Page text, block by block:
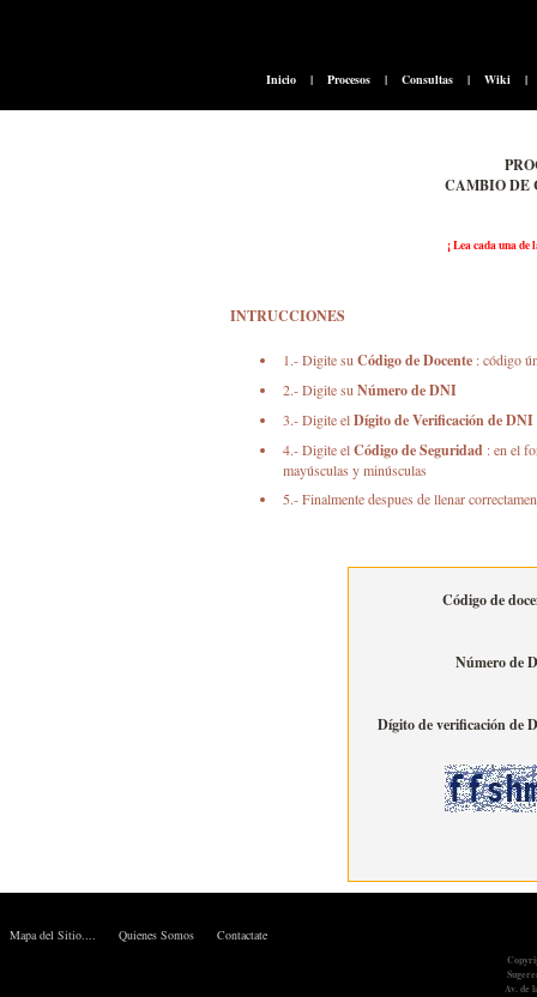
Inicio | Procesos | Consultas | Wiki |
CAMBIO DE
¡ Lea cada una
INTRUCCIONES
1.- Digite su Código de Docente : código
2.- Digite su Número de DNI
3.- Digite elDígito de Verificación de DNI
4.- Digite elCódigo de Seguridad : en el
mayúsculas y minúsculas
5.- Finalmente despues de llenar
Código de
Número de
Dígito de verificación de
Mapa del Sitio.... Quienes Somos Contactate
Av. de